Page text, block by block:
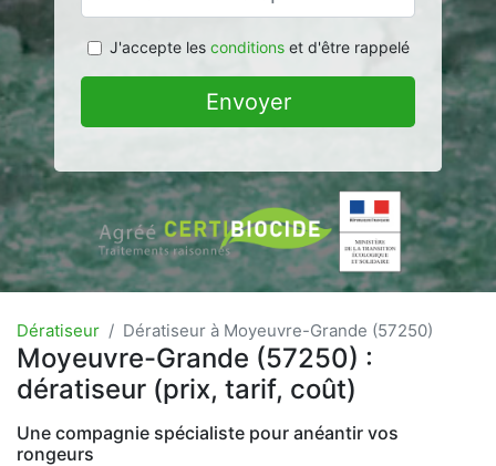
J'accepte les conditionset d'être rappelé
Envoyer
Dératiseur Dératiseur à Moyeuvre-Grande (57250)
Moyeuvre-Grande (57250) :
dératiseur (prix, tarif, coût)
Une compagnie spécialiste pour anéantir vos
rongeurs